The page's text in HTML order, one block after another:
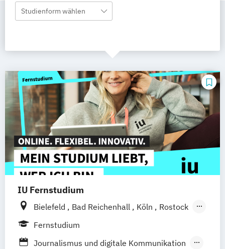
Studienform wählen
IU Fernstudium
Bielefeld Bad Reichenhall Köln
Rostock
Freiburg
Fernstudium
Journalismus und digitale Kommunikation